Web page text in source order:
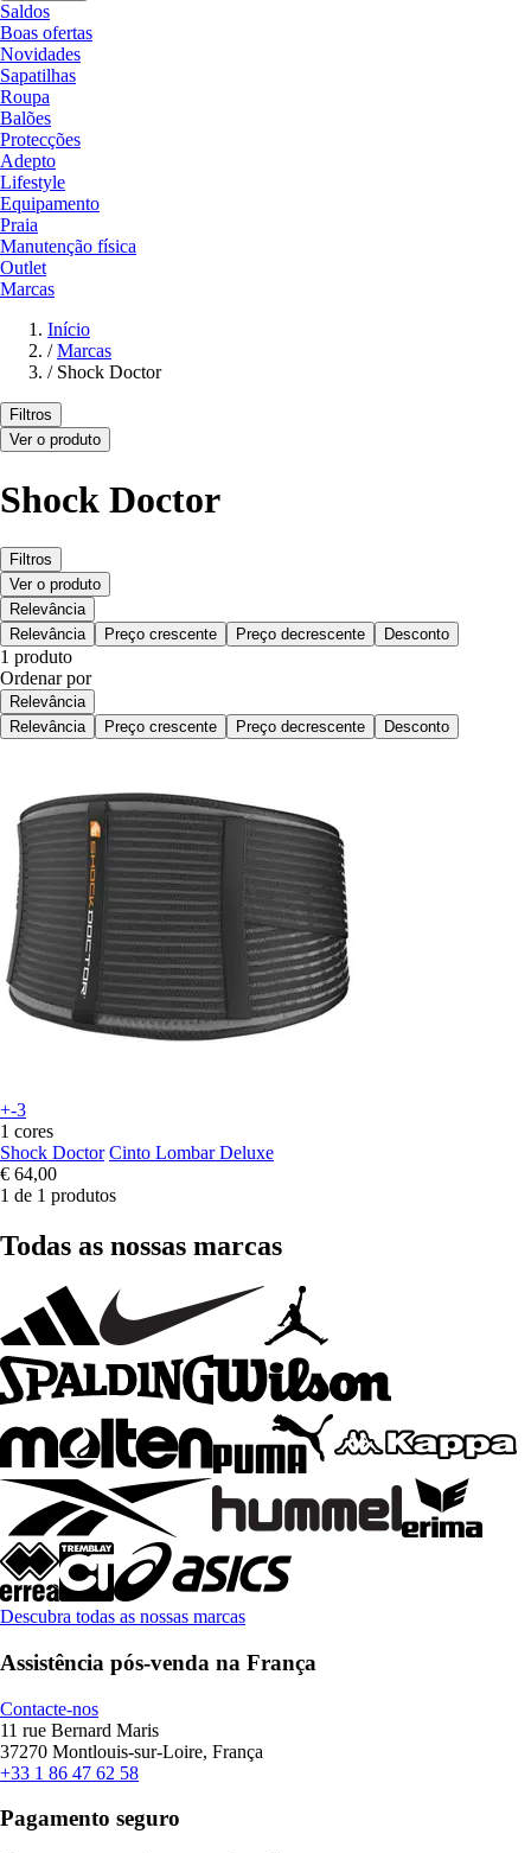
Saldos
Boas ofertas
Novidades
Sapatilhas
Roupa
Balões
Protecções
Adepto
Lifestyle
Equipamento
Praia
Manutenção física
Outlet
Marcas
Início
/ Marcas
/ Shock Doctor
Filtros
Ver o produto
Shock Doctor
Filtros
Ver o produto
Relevância
Relevância
Preço crescente Preço decrescente Desconto
1 produto
Ordenar por
Relevância
Relevância
Preço crescente Preço decrescente Desconto
+-3
1 cores
Shock Doctor Cinto Lombar Deluxe
€ 64,00
1 de 1 produtos
Todas as nossas marcas
Descubra todas as nossas marcas
Assistência pós-venda na França
Contacte-nos
11 rue Bernard Maris
37270 Montlouis-sur-Loire, França
+33 1 86 47 62 58
Pagamento seguro